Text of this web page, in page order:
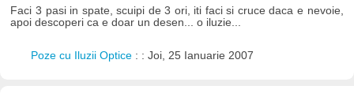
Faci 3 pasi in spate, scuipi de 3 ori, iti faci si cruce daca e nevoie,
apoi descoperi ca e doar un desen... o iluzie...
Poze cu Iluzii Optice : : Joi, 25 Ianuarie 2007